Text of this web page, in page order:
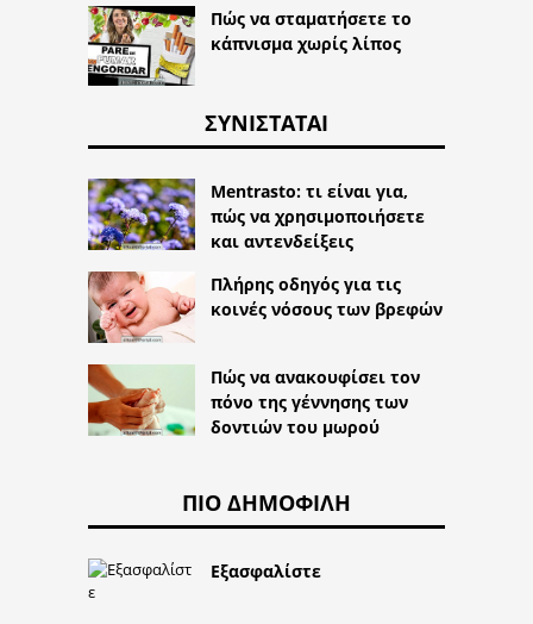
Πώς να σταματήσετε το
κάπνισμα χωρίς λίπος
ΣΥΝΙΣΤΆΤΑΙ
Mentrasto: τι είναι για,
πώς να χρησιμοποιήσετε
και αντενδείξεις
Πλήρης οδηγός για τις
κοινές νόσους των βρεφών
Πώς να ανακουφίσει τον
πόνο της γέννησης των
δοντιών του μωρού
ΠΙΟ ΔΗΜΟΦΙΛΉ
Εξασφαλίστε